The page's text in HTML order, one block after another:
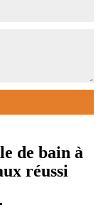
de bain à
réussi